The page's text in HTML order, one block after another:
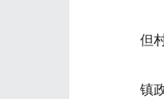
但村
镇政